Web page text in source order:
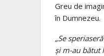
Greu de
în Dumnezeu.
„Se
și m-au bătut